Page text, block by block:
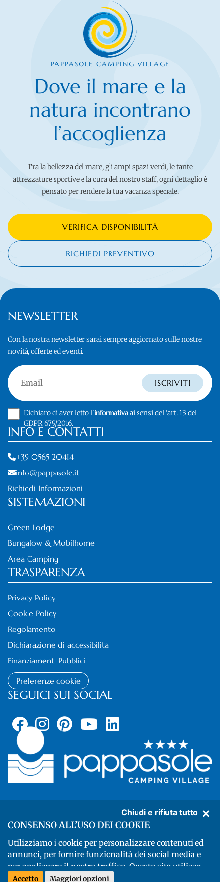
Chiudi e rifiuta tutto
CONSENSO ALL’USO DEI COOKIE
Utilizziamo i cookie per personalizzare contenuti ed
annunci, per fornire funzionalità dei social media e
per analizzare il nostro traffico. Questo sito utilizza
Cookie Necessari (tecnici)affinché il sito o alcune
Accetto Maggiori opzioni
Dove il mare e la
natura incontrano
l’accoglienza
PAPPASOLE CAMPING VILLAGE
Tra la bellezza del mare, gli ampi spazi verdi, le tante
attrezzature sportive e la cura del nostro staff, ogni dettaglio è
pensato per rendere la tua vacanza speciale.
VERIFICA DISPONIBILITÀ
RICHIEDI PREVENTIVO
NEWSLETTER
Con la nostra newsletter sarai sempre aggiornato sulle nostre
novità, offerte ed eventi.
Email ISCRIVITI
Dichiaro di aver letto l'informativaai sensi dell'art. 13 del
GDPR 679/2016.
INFO E CONTATTI
+39 0565 20414
info@pappasole.it
Richiedi Informazioni
SISTEMAZIONI
Green Lodge
Bungalow & Mobilhome
Area Camping
TRASPARENZA
Privacy Policy
Cookie Policy
Regolamento
Dichiarazione di accessibilita
Finanziamenti Pubblici
Preferenze cookie
SEGUICI SUI SOCIAL
(Livorno) - codice fiscale 00719850497 - Partita IVA: 01143690491 - CIN:
IT049012B1L7RR4NGD
Developed by Genial SRL